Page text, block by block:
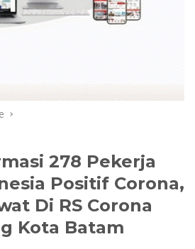
278 Pekerja
Positif Corona,
Di RS Corona
Kota Batam